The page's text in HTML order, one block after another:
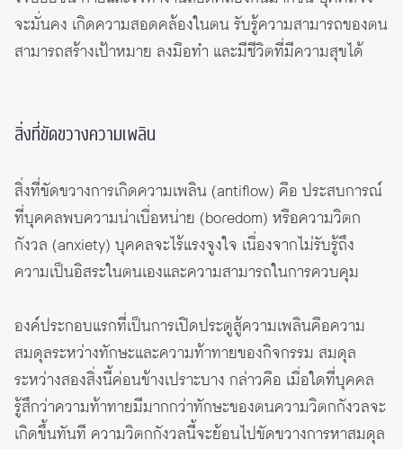
จะมั่นคง เกิดความสอดคล้องในตน รับรู้ความสามารถของตน
สามารถสร้างเป้าหมาย ลงมือทำ และมีชีวิตที่มีความสุขได้
สิ่งที่ขัดขวางความเพลิน
สิ่งที่ขัดขวางการเกิดความเพลิน (antiflow) คือ ประสบการณ์
ที่บุคคลพบความน่าเบื่อหน่าย (boredom) หรือความวิตก
กังวล (anxiety) บุคคลจะไร้แรงจูงใจ เนื่องจากไม่รับรู้ถึง
ความเป็นอิสระในตนเองและความสามารถในการควบคุม
องค์ประกอบแรกที่เป็นการเปิดประตูสู้ความเพลินคือความ
สมดุลระหว่างทักษะและความท้าทายของกิจกรรม สมดุล
ระหว่างสองสิ่งนี้ค่อนข้างเปราะบาง กล่าวคือ เมื่อใดที่บุคคล
รู้สึกว่าความท้าทายมีมากกว่าทักษะของตนความวิตกกังวลจะ
เกิดขึ้นทันที ความวิตกกังวลนี้จะย้อนไปขัดขวางการหาสมดุล